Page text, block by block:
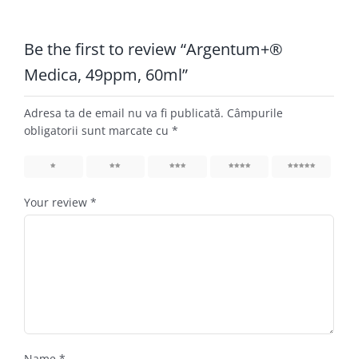
Be the first to review “Argentum+®
Medica, 49ppm, 60ml”
Adresa ta de email nu va fi publicată. Câmpurile
obligatorii sunt marcate cu *
Your review *